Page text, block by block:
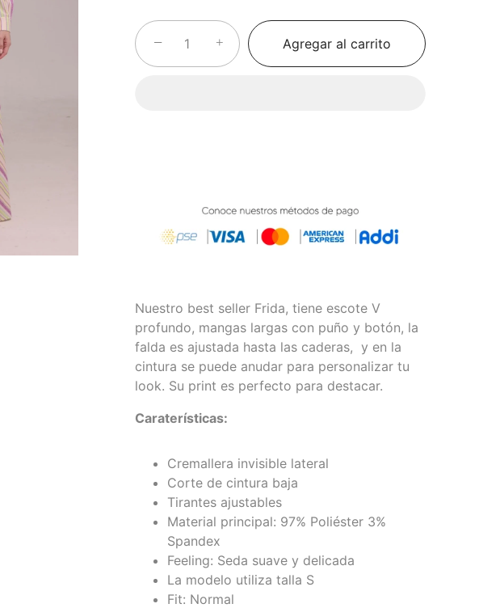
− + Agregar al carrito
Nuestro best seller Frida, tiene escote V
profundo, mangas largas con puño y botón, la
falda es ajustada hasta las caderas, y en la
cintura se puede anudar para personalizar tu
look. Su print es perfecto para destacar.
Caraterísticas:
Cremallera invisible lateral
Corte de cintura baja
Tirantes ajustables
Material principal: 97% Poliéster 3%
Spandex
Feeling: Seda suave y delicada
La modelo utiliza talla S
Fit: Normal